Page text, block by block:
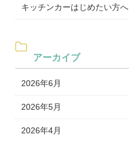
キッチンカーはじめたい方へ
アーカイブ
2026年6月
2026年5月
2026年4月